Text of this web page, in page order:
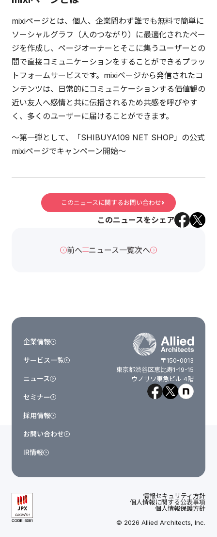
mixiページとは、個人、企業問わず誰でも無料で簡単に
ソーシャルグラフ（人のつながり）に最適化されたペー
ジを作成し、ページオーナーとそこに集うユーザーとの
間で直接コミュニケーションをすることができるプラッ
トフォームサービスです。mixiページから発信されたコ
ンテンツは、日常的にコミュニケーションする価値観の
近い友人へ感情と共に伝播されるため共感を呼びやす
く、多くのユーザーに届けることができます。
～第一弾として、「SHIBUYA109 NET SHOP」の公式
mixiページでキャンペーン開始～
このニュースに関するお問い合わせ
このニュースをシェア
前へ ニュース一覧次へ
〒150-0013
東京都渋谷区恵比寿1-19-15
ウノサワ東急ビル 4階
企業情報
サービス一覧
ニュース
セミナー
採用情報
お問い合わせ
IR情報
情報セキュリティ方針
個人情報に関する公表事項
個人情報保護方針
© 2026 Allied Architects, Inc.